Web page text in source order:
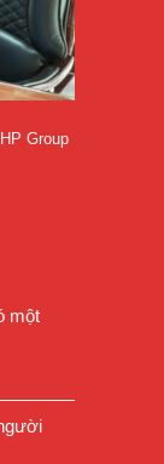
Group
một